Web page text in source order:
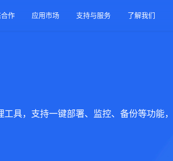
作 应用市场 支持与服务
了解我们
具，支持一键部署、监控、备份等功能，